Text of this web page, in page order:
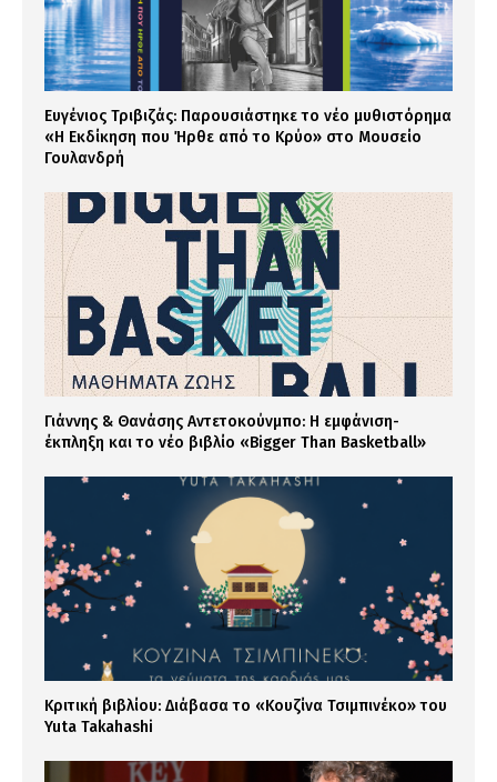
Ευγένιος Τριβιζάς: Παρουσιάστηκε το νέο μυθιστόρημα
«Η Εκδίκηση που Ήρθε από το Κρύο» στο Μουσείο
Γουλανδρή
Γιάννης & Θανάσης Αντετοκούνμπο: Η εμφάνιση-
έκπληξη και το νέο βιβλίο «Bigger Than Basketball»
Κριτική βιβλίου: Διάβασα το «Κουζίνα Τσιμπινέκο» του
Yuta Takahashi